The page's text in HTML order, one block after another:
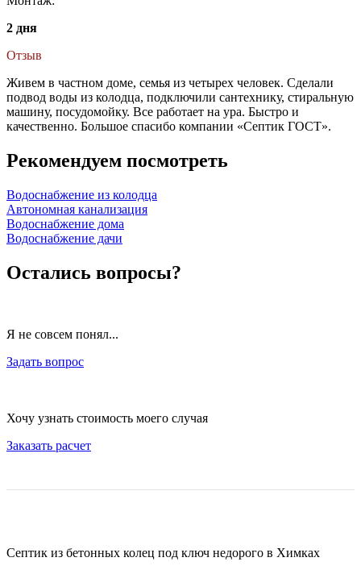
2 дня
Отзыв
Живем в частном доме, семья из четырех человек. Сделали
подвод воды из колодца, подключили сантехнику, стиральную
машину, посудомойку. Все работает на ура. Быстро и
качественно. Большое спасибо компании «Септик ГОСТ».
Рекомендуем посмотреть
Водоснабжение из колодца
Автономная канализация
Водоснабжение дома
Водоснабжение дачи
Остались вопросы?
Я не совсем понял...
Задать вопрос
Хочу узнать стоимость моего случая
Заказать расчет
Септик из бетонных колец под ключ недорого в Химках